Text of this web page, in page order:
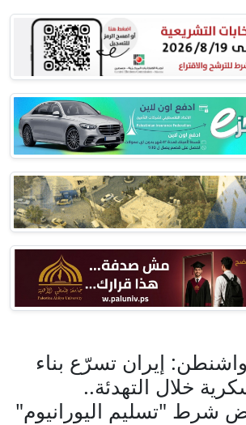
إيران تسرّع بناء
خلال التهدئة..
شرط "تسليم اليورانيوم"